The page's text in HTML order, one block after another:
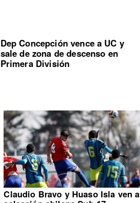
Dep Concepción vence a UC y
sale de zona de descenso en
Primera División
Claudio Bravo y Huaso Isla ven a